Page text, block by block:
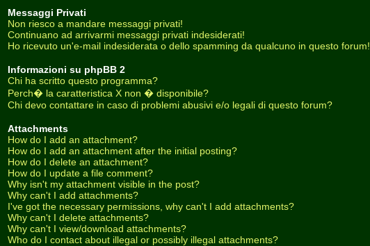
Messaggi Privati
Non riesco a mandare messaggi privati!
Continuano ad arrivarmi messaggi privati indesiderati!
Ho ricevuto un'e-mail indesiderata o dello spamming da qualcuno in questo forum!
Informazioni su phpBB 2
Chi ha scritto questo programma?
Perch� la caratteristica X non � disponibile?
Chi devo contattare in caso di problemi abusivi e/o legali di questo forum?
Attachments
How do I add an attachment?
How do I add an attachment after the initial posting?
How do I delete an attachment?
How do I update a file comment?
Why isn't my attachment visible in the post?
Why can't I add attachments?
I've got the necessary permissions, why can't I add attachments?
Why can't I delete attachments?
Why can't I view/download attachments?
Who do I contact about illegal or possibly illegal attachments?